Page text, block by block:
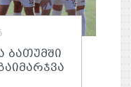
ᲑᲐᲗᲣᲛᲨᲘ